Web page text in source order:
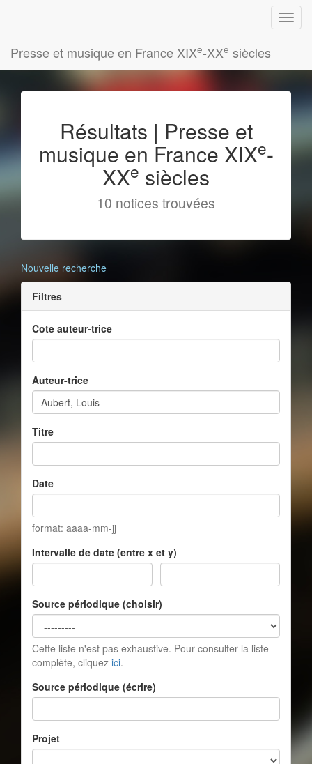
Presse et musique en France XIXe-XXe siècles
Résultats | Presse et
musique en France XIXe-
XXe siècles
10 notices trouvées
Nouvelle recherche
Filtres
Cote auteur-trice
Auteur-trice
Titre
Date
format: aaaa-mm-jj
Intervalle de date (entre x et y)
-
Source périodique (choisir)
Cette liste n'est pas exhaustive. Pour consulter la liste
complète, cliquez ici.
Source périodique (écrire)
Projet